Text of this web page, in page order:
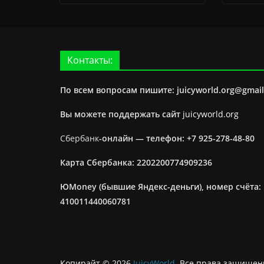
Контакты:
По всем вопросам пишите:
Вы можете поддержать сайт juicyworld.org
Сбербанк-онлайн — телефон: +7 925-278-48-80
Карта Сбербанка: 2202200774909236
ЮMoney (бывшие Яндекс-деньги), номер счёта:
410011440060781